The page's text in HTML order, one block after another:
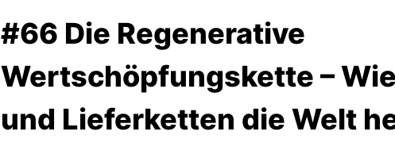
#66 Die Regenerative
Wertschöpfungskette –
und Lieferketten die Welt